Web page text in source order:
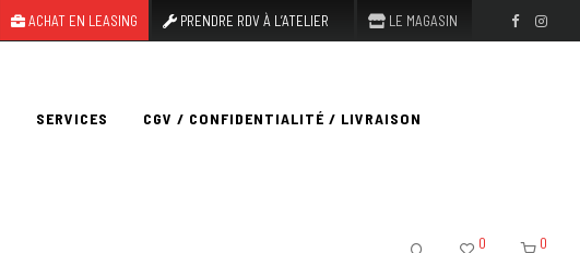
ACHAT EN LEASING PRENDRE RDV À L’ATELIER LE MAGASIN
SERVICES CGV / CONFIDENTIALITÉ / LIVRAISON
0 0